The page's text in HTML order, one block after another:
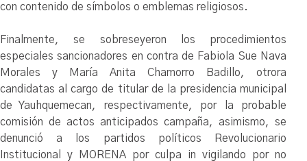
con contenido de símbolos o emblemas religiosos.
Finalmente, se sobreseyeron los procedimientos
especiales sancionadores en contra de Fabiola Sue Nava
Morales y María Anita Chamorro Badillo, otrora
candidatas al cargo de titular de la presidencia municipal
de Yauhquemecan, respectivamente, por la probable
comisión de actos anticipados campaña, asimismo, se
denunció a los partidos políticos Revolucionario
Institucional y MORENA por culpa in vigilando por no